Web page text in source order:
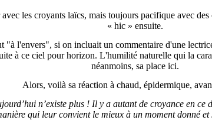
les croyants laïcs, mais toujours pacifique avec
« hic » ensuite.
"à l'envers", si on incluait un commentaire d'une
à ce ciel pour horizon. L'humilité naturelle qui la
néanmoins, sa place ici.
Alors, voilà sa réaction à chaud, épidermique,
n’existe plus ! Il y a autant de croyance en
qui leur convient le mieux à un moment donné